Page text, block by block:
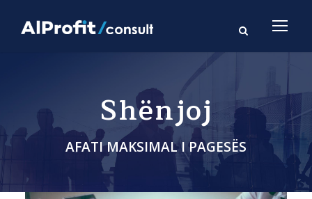
Shënjoj
AFATI MAKSIMAL I PAGESËS